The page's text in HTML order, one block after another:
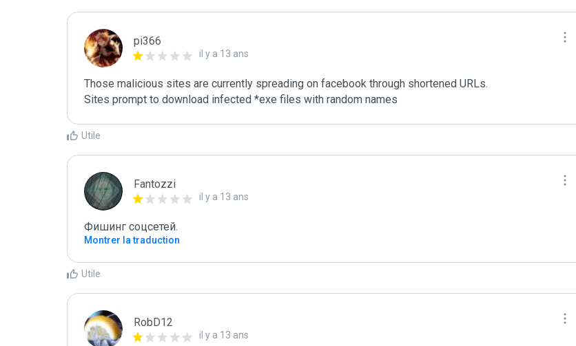
pi366
il y a 13 ans
Those malicious sites are currently spreading on facebook through shortened URLs.
Sites prompt to download infected *exe files with random names
Utile
Fantozzi
il y a 13 ans
Фишинг соцсетей.
Montrer la traduction
Utile
RobD12
il y a 13 ans